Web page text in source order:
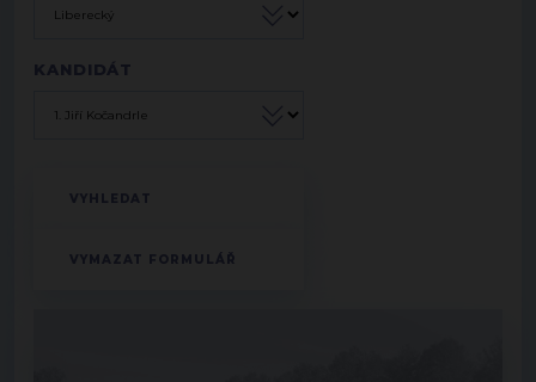
KANDIDÁT